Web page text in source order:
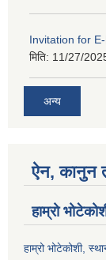
Invitation for
मिति: 11/27/
अन्य
ऐन, कानुन
हाम्रो
हाम्रो भोटेकोशी,